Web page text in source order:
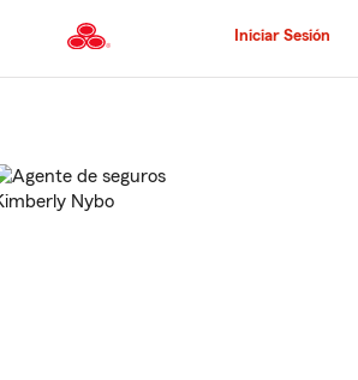
al
principal
Iniciar Sesión